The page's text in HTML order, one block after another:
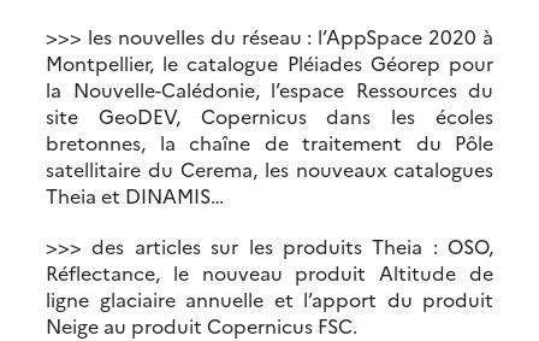
>>> les nouvelles du réseau : l’AppSpace 2020 à
Montpellier, le catalogue Pléiades Géorep pour
la Nouvelle-Calédonie, l’espace Ressources du
site GeoDEV, Copernicus dans les écoles
bretonnes, la chaîne de traitement du Pôle
satellitaire du Cerema, les nouveaux catalogues
Theia et DINAMIS…
>>> des articles sur les produits Theia : OSO,
Réflectance, le nouveau produit Altitude de
ligne glaciaire annuelle et l’apport du produit
Neige au produit Copernicus FSC.